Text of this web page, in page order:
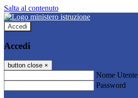
Salta al contenuto
Accedi
Accedi
button close ×
Nome Utente
Password